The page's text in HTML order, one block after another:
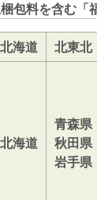
包料を含む「
北海道 北東北
北海道
青森県
秋田県
岩手県